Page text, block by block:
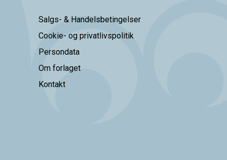
Salgs- & Handelsbetingelser
Cookie- og privatlivspolitik
Persondata
Om forlaget
Kontakt